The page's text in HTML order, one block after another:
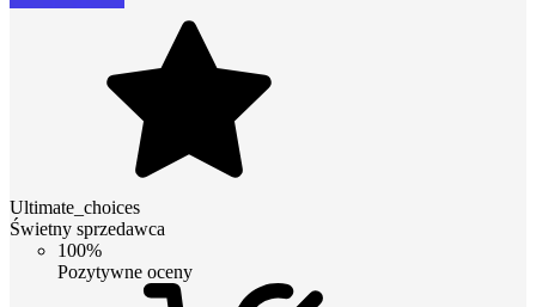
Ultimate_choices
Świetny sprzedawca
100%
Pozytywne oceny